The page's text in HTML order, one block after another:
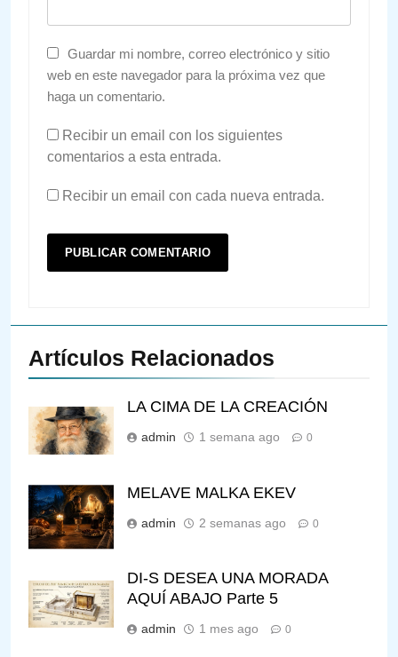
Guardar mi nombre, correo electrónico y sitio
web en este navegador para la próxima vez que
haga un comentario.
Recibir un email con los siguientes
comentarios a esta entrada.
Recibir un email con cada nueva entrada.
Artículos Relacionados
LA CIMA DE LA CREACIÓN
admin 1 semana ago 0
MELAVE MALKA EKEV
admin 2 semanas ago 0
DI-S DESEA UNA MORADA
AQUÍ ABAJO Parte 5
admin 1 mes ago 0